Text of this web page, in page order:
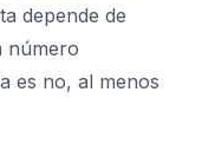
depende de
número
es no, al menos